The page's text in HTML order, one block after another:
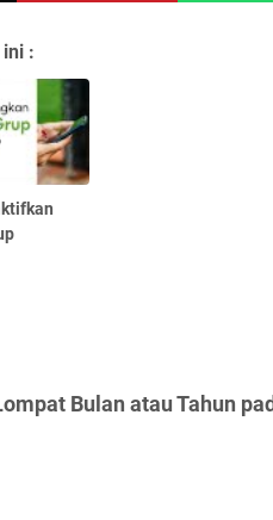
:
Bulan atau Tahun